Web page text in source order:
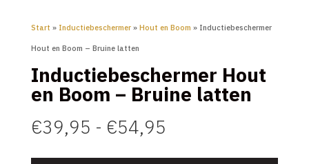
Start » Inductiebeschermer» Hout en Boom » Inductiebeschermer
Hout en Boom – Bruine latten
Inductiebeschermer Hout
en Boom – Bruine latten
€39,95 - €54,95